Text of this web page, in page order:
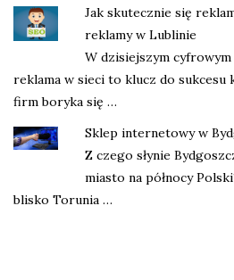
Jak skutecznie się
reklamy w Lublinie
W dzisiejszym
reklama w sieci to klucz do sukcesu
firm boryka się …
Sklep internetowy w
Z czego słynie
miasto na północy
blisko Torunia …